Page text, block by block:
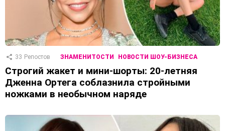
33 Репостов ЗНАМЕНИТОСТИ НОВОСТИ ШОУ-БИЗНЕСА
Строгий жакет и мини-шорты: 20-летняя
Дженна Ортега соблазнила стройными
ножками в необычном наряде